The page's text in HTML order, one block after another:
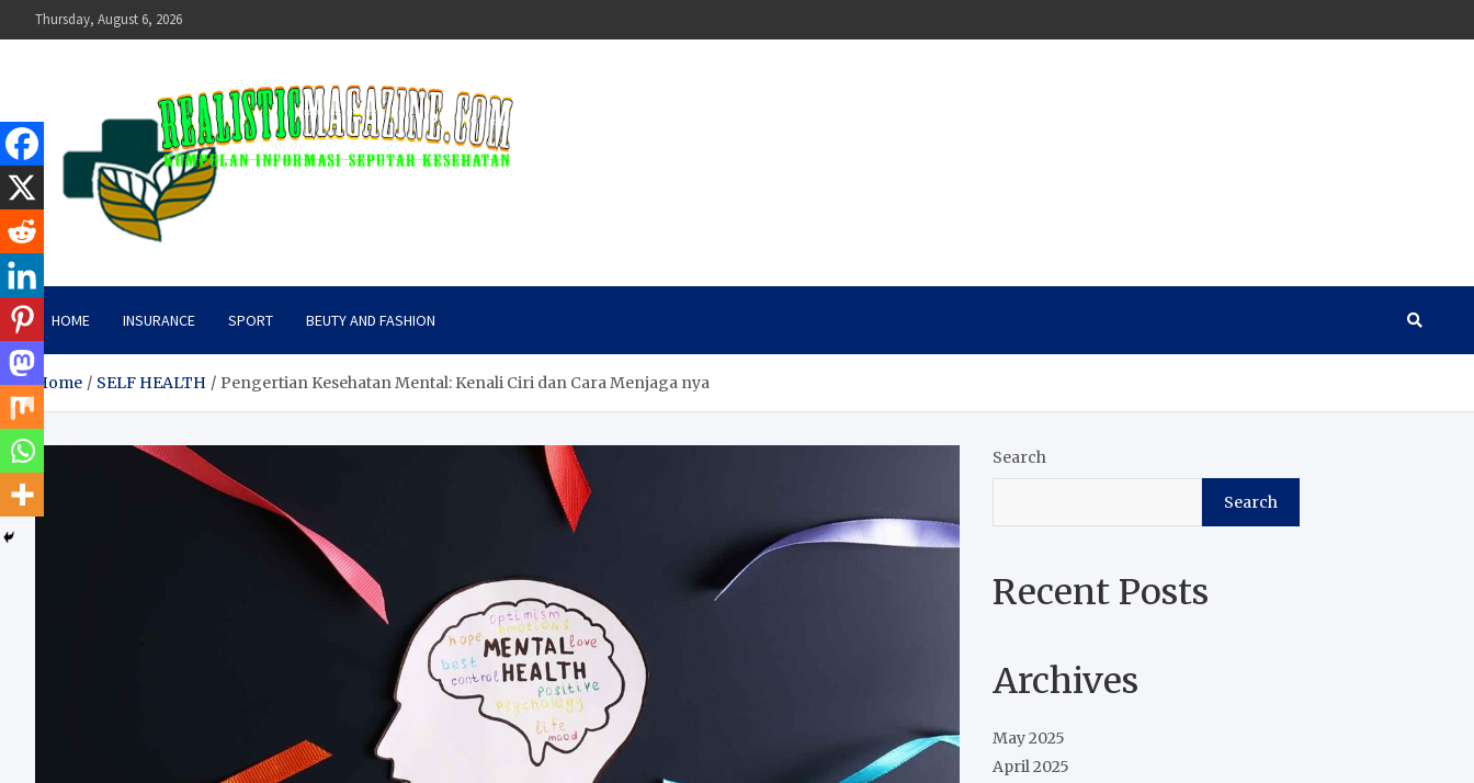
to
Thursday, August 6, 2026
realisticmagazine
HOME INSURANCE SPORT BEUTY AND FASHION
Home SELF HEALTH Pengertian Kesehatan Mental: Kenali Ciri dan Cara Menjaga nya
Search
Search
Recent Posts
Archives
May 2025
April 2025